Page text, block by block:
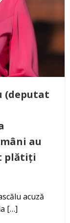
(deputat
au
plătiți
acuză
[…]